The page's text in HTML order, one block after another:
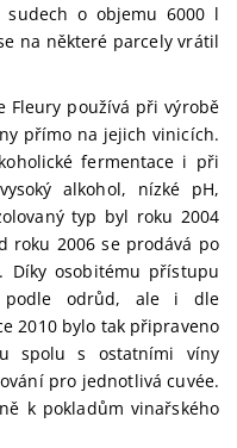
sudech o objemu 6000 l
na některé parcely vrátil
Fleury používá při výrobě
přímo na jejich vinicích.
fermentace i při
alkohol, nízké pH,
typ byl roku 2004
roku 2006 se prodává po
Díky osobitému přístupu
podle odrůd, ale i dle
2010 bylo tak připraveno
spolu s ostatními víny
pro jednotlivá cuvée.
k pokladům vinařského